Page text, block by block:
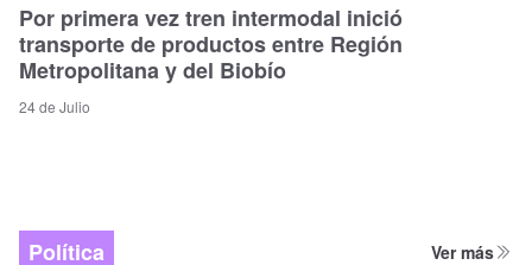
Por primera vez tren intermodal inició
transporte de productos entre Región
Metropolitana y del Biobío
24 de Julio
Política Ver más